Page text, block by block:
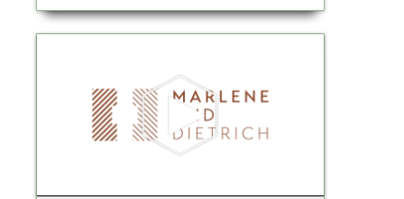
Schwentinental
Seebad Bansin